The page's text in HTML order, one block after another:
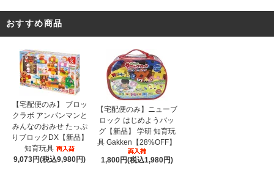
おすすめ商品
【宅配便のみ】 ブロッ
クラボ アンパンマンと
みんなのおみせ たっぷ
りブロックDX【新品】
知育玩具
9,073円(税込9,980円)
【宅配便のみ】ニューブ
ロック はじめようバッ
グ【新品】 学研 知育玩
具 Gakken【28%OFF】
1,800円(税込1,980円)